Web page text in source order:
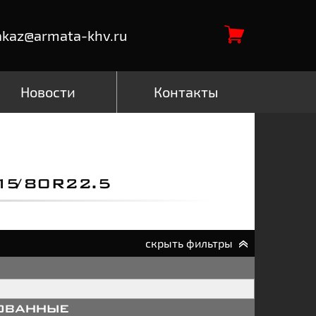
khv.ru
Новости Контакты
80R22.5
скрыть фильтры